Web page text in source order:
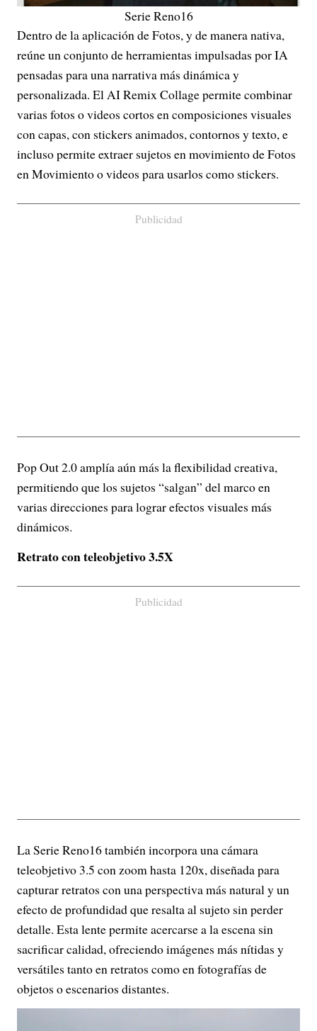
Serie Reno16
Dentro de la aplicación de Fotos, y de manera nativa,
reúne un conjunto de herramientas impulsadas por IA
pensadas para una narrativa más dinámica y
personalizada. El AI Remix Collage permite combinar
varias fotos o videos cortos en composiciones visuales
con capas, con stickers animados, contornos y texto, e
incluso permite extraer sujetos en movimiento de Fotos
en Movimiento o videos para usarlos como stickers.
Publicidad
Pop Out 2.0 amplía aún más la flexibilidad creativa,
permitiendo que los sujetos “salgan” del marco en
varias direcciones para lograr efectos visuales más
dinámicos.
Retrato con teleobjetivo 3.5X
Publicidad
La Serie Reno16 también incorpora una cámara
teleobjetivo 3.5 con zoom hasta 120x, diseñada para
capturar retratos con una perspectiva más natural y un
efecto de profundidad que resalta al sujeto sin perder
detalle. Esta lente permite acercarse a la escena sin
sacrificar calidad, ofreciendo imágenes más nítidas y
versátiles tanto en retratos como en fotografías de
objetos o escenarios distantes.